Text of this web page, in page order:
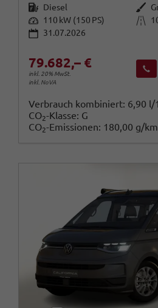
Kraftstoff Diesel Außenfarbe
Leistung 110 kW (150 PS) Kilometerstand
31.07.2026
79.682,– €
inkl. 20% MwSt.
inkl. NoVA
Verbrauch kombiniert: 6,90 l/
CO2-Klasse: G
CO2-Emissionen: 180,00 g/km